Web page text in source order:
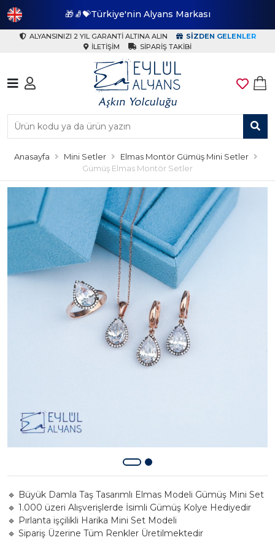
🎁🧦💝Türkiye'nin Alyans Markası
ALYANSINIZI 2 YIL GARANTI ALTINA ALIN
SIZDEN GELENLER
İLETIŞIM
SIPARIŞ TAKIBI
Anasayfa Mini Setler
Elmas Montör Gümüş Mini Setler
Gümüş Elmas Montör Setler
🔹 Büyük Damla Taş Tasarımlı Elmas Modeli Gümüş Mini Set
🔹 1.000 üzeri Alışverişlerde İsimli Gümüş Kolye Hediyedir
🔹 Pırlanta işçilikli Harika Mini Set Modeli
🔹 Sipariş Üzerine Tüm Renkler Üretilmektedir